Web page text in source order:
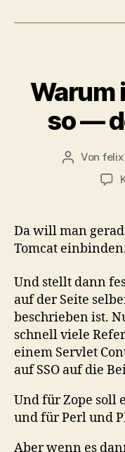
Warum
so —
Von felix
Da will man
Tomcat
Und stellt dann
auf der Seite
beschrieben ist.
schnell viele
einem Servlet
auf SSO auf die
Und für Zope soll
und für Perl und
Aber wenn es